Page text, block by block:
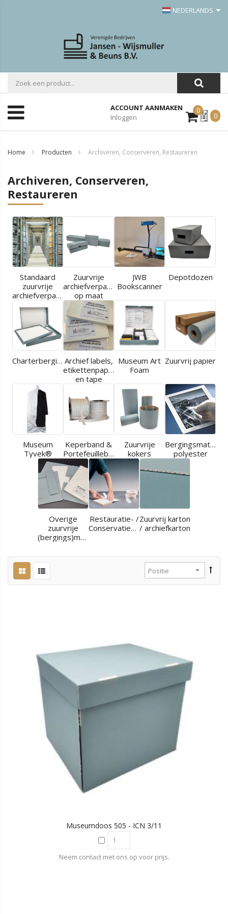
NEDERLANDS
ACCOUNT AANMAKEN
Inloggen
0Mijn
Offerte
0
Home Producten Archiveren, Conserveren, Restaureren
Archiveren, Conserveren,
Restaureren
Standaard
zuurvrije
archiefverpakkingen
Zuurvrije
archiefverpakkingen
op maat
JWB
Bookscanner
Depotdozen
Charterbergingen Archief labels,
etikettenpapier
en tape
Museum Art
Foam
Zuurvrij papier
Museum
Tyvek®
Keperband &
Portefeuilleband
Zuurvrije
kokers
polyester
Overige
zuurvrije
(bergings)materialen
Restauratie- /
Conservatiematerialen
Zuurvrij karton
/ archiefkarton
Museumdoos 505 - ICN 3/11
Neem contact met ons op voor prijs.